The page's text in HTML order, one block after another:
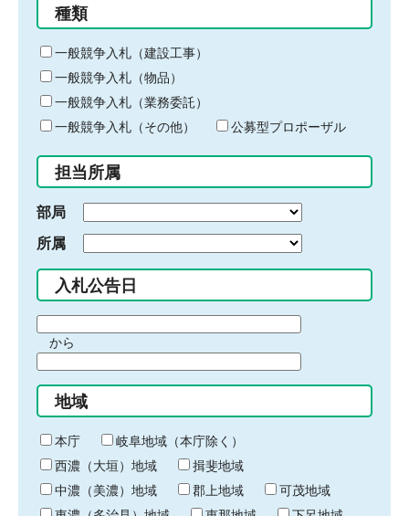
る
キ
ー
ワ
ー
ド
入
力
種類
一般競争入札（建設工事）
一般競争入札（物品）
一般競争入札（業務委託）
一般競争入札（その他）
公募型プロポーザル
担当所属
部局
所属
入札公告日
間
始
り
から
間
終
わ
り
地域
本庁
岐阜地域（本庁除く）
西濃（大垣）地域
揖斐地域
中濃（美濃）地域
郡上地域
可茂地域